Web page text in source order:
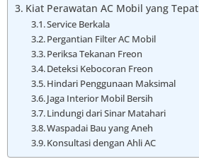
Kiat Perawatan AC Mobil yang Tepat
Service Berkala
Pergantian Filter AC Mobil
Periksa Tekanan Freon
Deteksi Kebocoran Freon
Hindari Penggunaan Maksimal
Jaga Interior Mobil Bersih
Lindungi dari Sinar Matahari
Waspadai Bau yang Aneh
Konsultasi dengan Ahli AC